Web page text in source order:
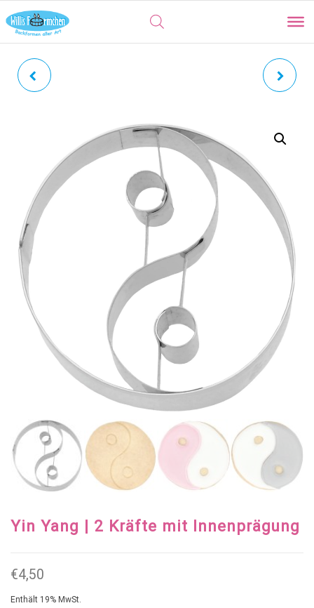
INNENPRÄGUNG INNENPRÄGUNG
Yin Yang | 2 Kräfte mit Innenprägung
€4,50
Enthält 19% MwSt.